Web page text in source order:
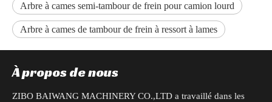
Arbre à cames semi-tambour de frein pour camion lourd
Arbre à cames de tambour de frein à ressort à lames
À propos de nous
ZIBO BAIWANG MACHINERY CO.,LTD a travaillé dans les